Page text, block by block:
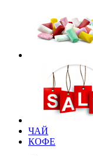
ЧАЙ
КОФЕ